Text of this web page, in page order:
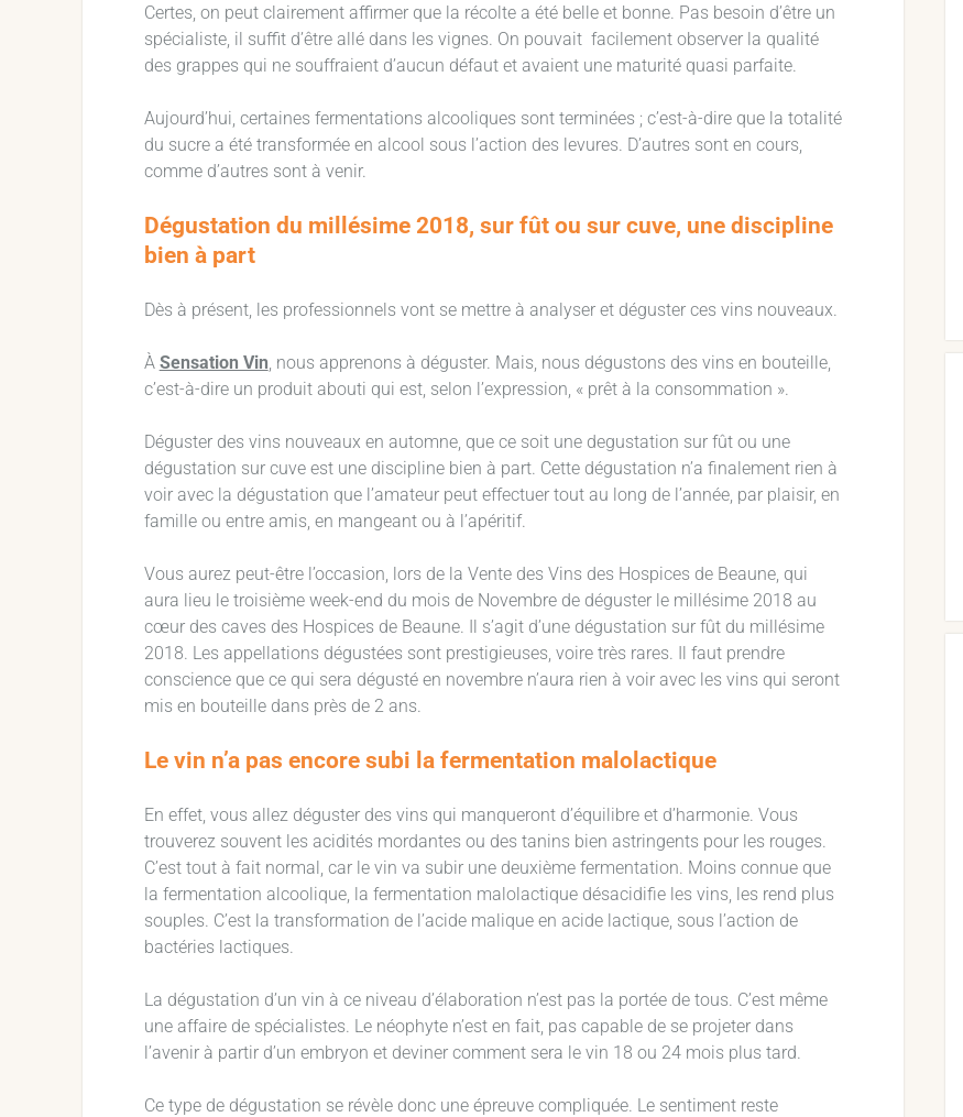
Certes, on peut clairement affirmer que la récolte a été belle et bonne. Pas besoin d’être un
spécialiste, il suffit d’être allé dans les vignes. On pouvait facilement observer la qualité
des grappes qui ne souffraient d’aucun défaut et avaient une maturité quasi parfaite.
Aujourd’hui, certaines fermentations alcooliques sont terminées ; c’est-à-dire que la totalité
du sucre a été transformée en alcool sous l’action des levures. D’autres sont en cours,
comme d’autres sont à venir.
Dégustation du millésime 2018, sur fût ou sur cuve, une discipline
bien à part
Dès à présent, les professionnels vont se mettre à analyser et déguster ces vins nouveaux.
À Sensation Vin , nous apprenons à déguster. Mais, nous dégustons des vins en bouteille,
c’est-à-dire un produit abouti qui est, selon l’expression, « prêt à la consommation ».
Déguster des vins nouveaux en automne, que ce soit une degustation sur fût ou une
dégustation sur cuve est une discipline bien à part. Cette dégustation n’a finalement rien à
voir avec la dégustation que l’amateur peut effectuer tout au long de l’année, par plaisir, en
famille ou entre amis, en mangeant ou à l’apéritif.
Vous aurez peut-être l’occasion, lors de la Vente des Vins des Hospices de Beaune, qui
aura lieu le troisième week-end du mois de Novembre de déguster le millésime 2018 au
cœur des caves des Hospices de Beaune. Il s’agit d’une dégustation sur fût du millésime
2018. Les appellations dégustées sont prestigieuses, voire très rares. Il faut prendre
conscience que ce qui sera dégusté en novembre n’aura rien à voir avec les vins qui seront
mis en bouteille dans près de 2 ans.
Le vin n’a pas encore subi la fermentation malolactique
En effet, vous allez déguster des vins qui manqueront d’équilibre et d’harmonie. Vous
trouverez souvent les acidités mordantes ou des tanins bien astringents pour les rouges.
C’est tout à fait normal, car le vin va subir une deuxième fermentation. Moins connue que
la fermentation alcoolique, la fermentation malolactique désacidifie les vins, les rend plus
souples. C’est la transformation de l’acide malique en acide lactique, sous l’action de
bactéries lactiques.
La dégustation d’un vin à ce niveau d’élaboration n’est pas la portée de tous. C’est même
une affaire de spécialistes. Le néophyte n’est en fait, pas capable de se projeter dans
l’avenir à partir d’un embryon et deviner comment sera le vin 18 ou 24 mois plus tard.
Ce type de dégustation se révèle donc une épreuve compliquée. Le sentiment reste